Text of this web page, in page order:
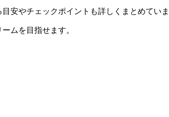
安やチェックポイントも詳しくまとめていま
ムを目指せます。